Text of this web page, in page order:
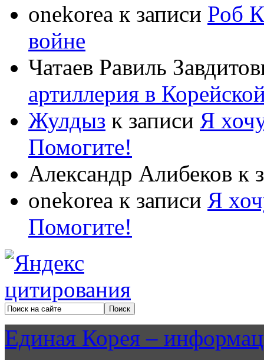
onekorea к записи Роб
войне
Чатаев Равиль
артиллерия в
Жулдыз к записи Я
Помогите!
Александр Алибеков к
onekorea к записи Я
Помогите!
Единая Корея –